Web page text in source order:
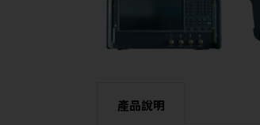
產品說明